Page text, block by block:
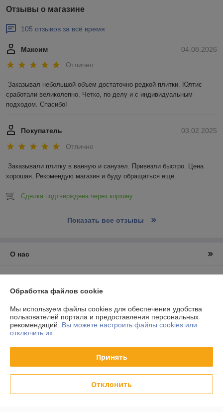
Отзывы о магазине
105 отзывов за всё время
04.08.2026
Максим
Отлично
Заказывал небольшой объем достаточно редкой плитки. Юлтис
сработали великолепно. Четко, по делу и с индивидуальным
подходом. Спасибо!
03.02.2025
Покупатель
Отлично
Заказывали плитку в ванную и санузел. Привезли быстро. Цена
хорошая. Рекомендую магазин и буду обращаться ещё.
Сделка подтверждена через корзину
Показать все отзывы
О нас
График работы
Полная версия сайта
Сайт создан на платформе Deal.by
Обработка файлов cookie
Мы используем файлы cookies для обеспечения удобства
пользователей портала и предоставления персональных
рекомендаций. Вы можете настроить файлы cookies или
отключить их.
Принять
Отклонить